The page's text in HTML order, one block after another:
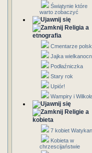
Świątynie które
warto zobaczyć
Religia a
etnografia
Cmentarze
Jajka
Podłaźniczka
Stary rok
Upiór!
Wampiry i
Religie a
kobieta
7 kobiet
Kobieta w
chrzescijaństwie